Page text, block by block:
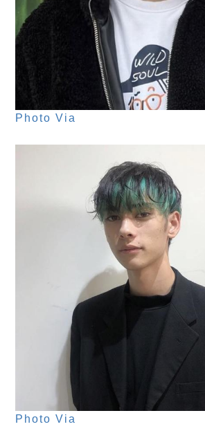
Photo Via
Photo Via